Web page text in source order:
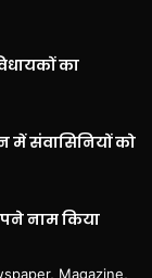
का
में संवासिनियों को
नाम किया
Magazine,